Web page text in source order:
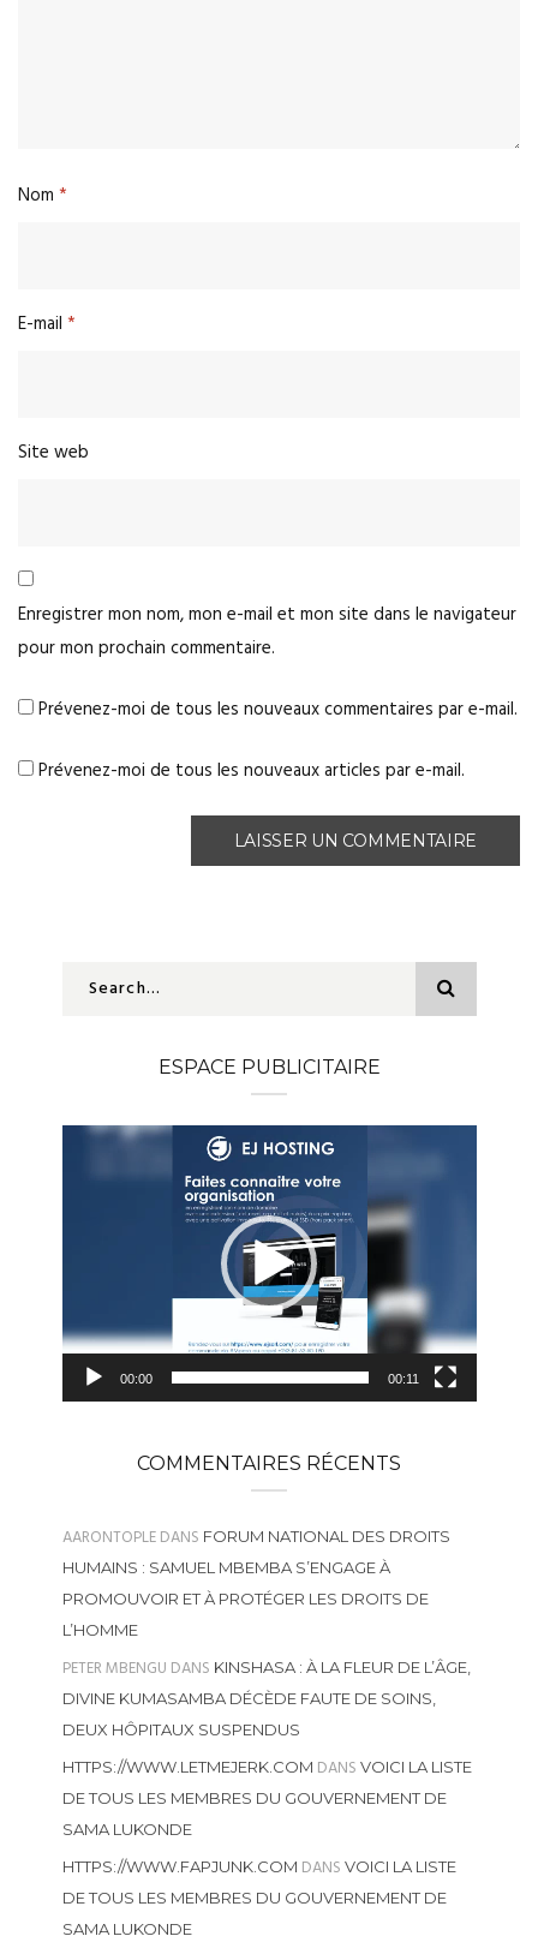
Nom *
E-mail *
Site web
Enregistrer mon nom, mon e-mail et mon site dans le navigateur
pour mon prochain commentaire.
Prévenez-moi de tous les nouveaux commentaires par e-mail.
Prévenez-moi de tous les nouveaux articles par e-mail.
ESPACE PUBLICITAIRE
Lecteur
vidéo
00:00 00:11
COMMENTAIRES RÉCENTS
AARONTOPLEDANS FORUM NATIONAL DES DROITS
HUMAINS : SAMUEL MBEMBA S’ENGAGE À
PROMOUVOIR ET À PROTÉGER LES DROITS DE
L’HOMME
PETER MBENGU DANS KINSHASA : À LA FLEUR DE L’ÂGE,
DIVINE KUMASAMBA DÉCÈDE FAUTE DE SOINS,
DEUX HÔPITAUX SUSPENDUS
HTTPS://WWW.LETMEJERK.COM DANS VOICI LA LISTE
DE TOUS LES MEMBRES DU GOUVERNEMENT DE
SAMA LUKONDE
HTTPS://WWW.FAPJUNK.COM DANS VOICI LA LISTE
DE TOUS LES MEMBRES DU GOUVERNEMENT DE
SAMA LUKONDE